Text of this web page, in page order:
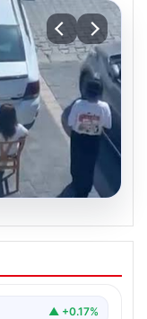
Çalışanı
geniş…
▲ +0.17%